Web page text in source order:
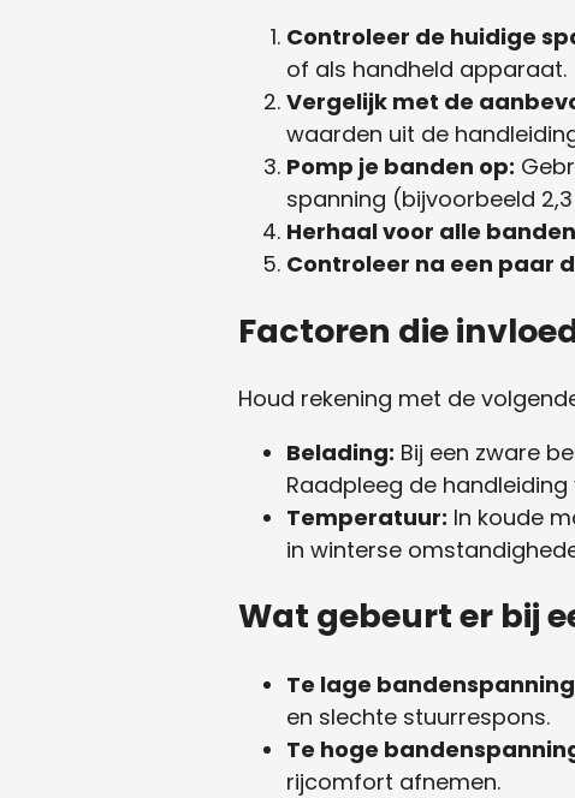
Controleer de huidige
of als handheld apparaat.
Vergelijk met de
waarden uit de
Pomp je banden op:
spanning (bijvoorbeeld
Herhaal voor alle
Controleer na een paar
Factoren die
Houd rekening met de
Belading: Bij een zware
Raadpleeg de
Temperatuur: In koude
in winterse
Wat gebeurt er bij
Te lage
en slechte stuurrespons.
Te hoge
rijcomfort afnemen.